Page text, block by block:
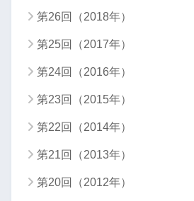
第26回（2018年）
第25回（2017年）
第24回（2016年）
第23回（2015年）
第22回（2014年）
第21回（2013年）
第20回（2012年）